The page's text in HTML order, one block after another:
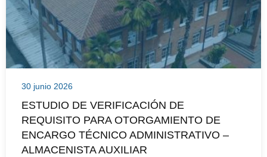
30 junio 2026
ESTUDIO DE VERIFICACIÓN DE
REQUISITO PARA OTORGAMIENTO DE
ENCARGO TÉCNICO ADMINISTRATIVO –
ALMACENISTA AUXILIAR